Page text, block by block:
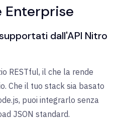
Enterprise
dall'API Nitro
RESTful, il che la rende
Che il tuo stack sia basato
puoi integrarlo senza
JSON standard.